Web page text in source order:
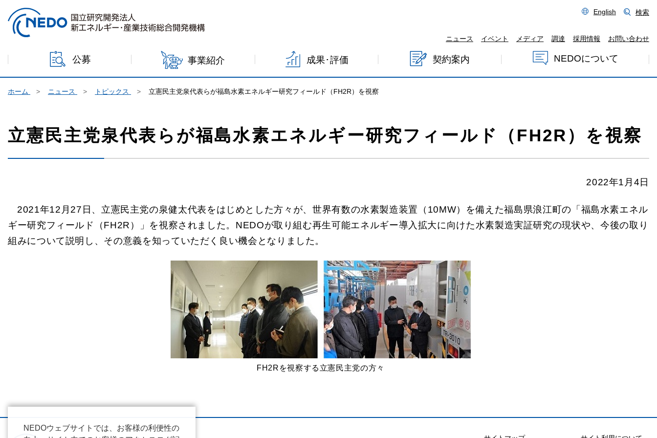
本文へジャンプ
English 検索
ニュース イベント メディア 調達 採用情報 お問い合わせ
公募 事業紹介 成果･評価 契約案内 NEDOについて
ホーム ニュース トピックス 立憲民主党泉代表らが福島水素エネルギー研究フィールド（FH2R）を視察
立憲民主党泉代表らが福島水素エネルギー研究フィールド（FH2R）を視察
2022年1月4日
2021年12月27日、立憲民主党の泉健太代表をはじめとした方々が、世界有数の水素製造装置（10MW）を備えた福島県浪江町の「福島水素エネル
ギー研究フィールド（FH2R）」を視察されました。NEDOが取り組む再生可能エネルギー導入拡大に向けた水素製造実証研究の現状や、今後の取り
組みについて説明し、その意義を知っていただく良い機会となりました。
FH2Rを視察する立憲民主党の方々
NEDOウェブサイトでは、お客様の利便性の